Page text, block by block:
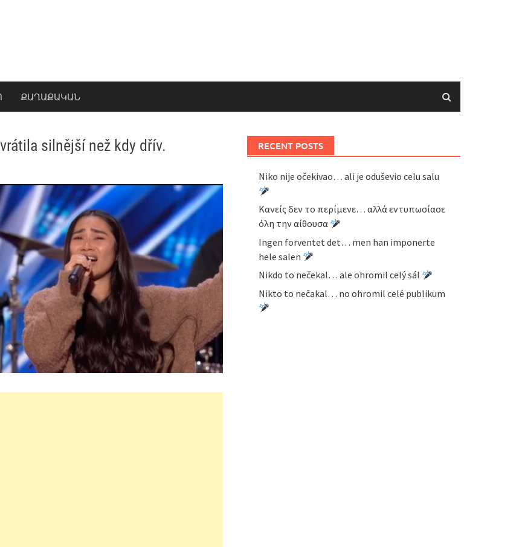
ՔԱՂԱՔԱԿԱՆ
silnější než kdy dřív. RECENT POSTS
Niko nije očekivao… ali je oduševio celu salu
Κανείς δεν το περίμενε… αλλά εντυπωσίασε
όλη την αίθουσα
Ingen forventet det… men han imponerte
hele salen
Nikdo to nečekal… ale ohromil celý sál
Nikto to nečakal… no ohromil celé publikum